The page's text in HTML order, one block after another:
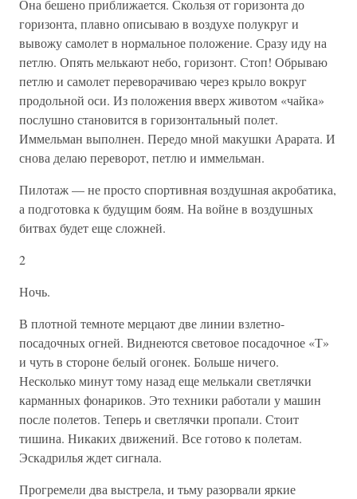
Она бешено приближается. Скользя от горизонта до
горизонта, плавно описываю в воздухе полукруг и
вывожу самолет в нормальное положение. Сразу иду на
петлю. Опять мелькают небо, горизонт. Стоп! Обрываю
петлю и самолет переворачиваю через крыло вокруг
продольной оси. Из положения вверх животом «чайка»
послушно становится в горизонтальный полет.
Иммельман выполнен. Передо мной макушки Арарата. И
снова делаю переворот, петлю и иммельман.
Пилотаж — не просто спортивная воздушная акробатика,
а подготовка к будущим боям. На войне в воздушных
битвах будет еще сложней.
2
Ночь.
В плотной темноте мерцают две линии взлетно-
посадочных огней. Виднеются световое посадочное «Т»
и чуть в стороне белый огонек. Больше ничего.
Несколько минут тому назад еще мелькали светлячки
карманных фонариков. Это техники работали у машин
после полетов. Теперь и светлячки пропали. Стоит
тишина. Никаких движений. Все готово к полетам.
Эскадрилья ждет сигнала.
Прогремели два выстрела, и тьму разорвали яркие